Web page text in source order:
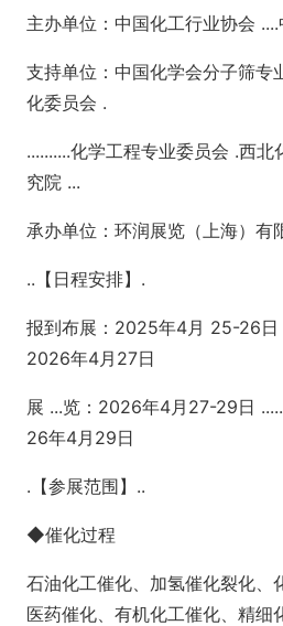
主办单位：中国化工行业协会
支持单位：中国化学会分子筛专
化委员会 .
..........化学工程专业委员会 .西
究院 ...
承办单位：环润展览（上海）有
..【日程安排】.
报到布展：2025年4月 25-26日
2026年4月27日
展 ...览：2026年4月27-29日
26年4月29日
.【参展范围】..
◆催化过程
石油化工催化、加氢催化裂化、
医药催化、有机化工催化、精细